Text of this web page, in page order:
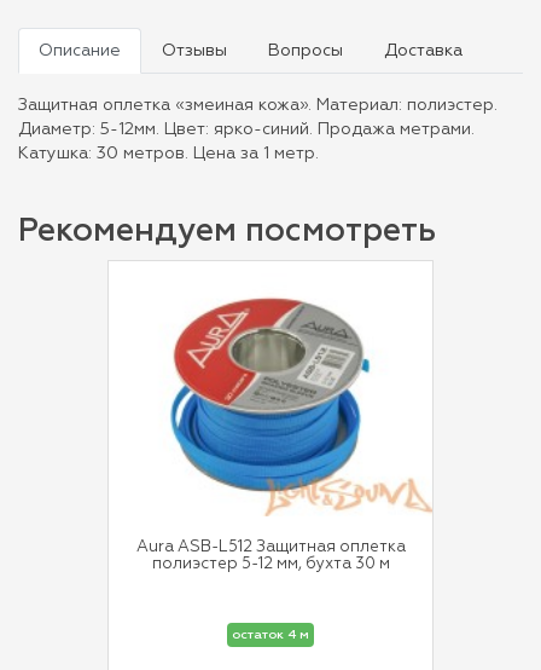
Описание Отзывы Вопросы Доставка
Защитная оплетка «змеиная кожа». Материал: полиэстер.
Диаметр: 5-12мм. Цвет: ярко-синий. Продажа метрами.
Катушка: 30 метров. Цена за 1 метр.
Рекомендуем посмотреть
Aura ASB-L512 Защитная оплетка
полиэстер 5-12 мм, бухта 30 м
остаток 4 м